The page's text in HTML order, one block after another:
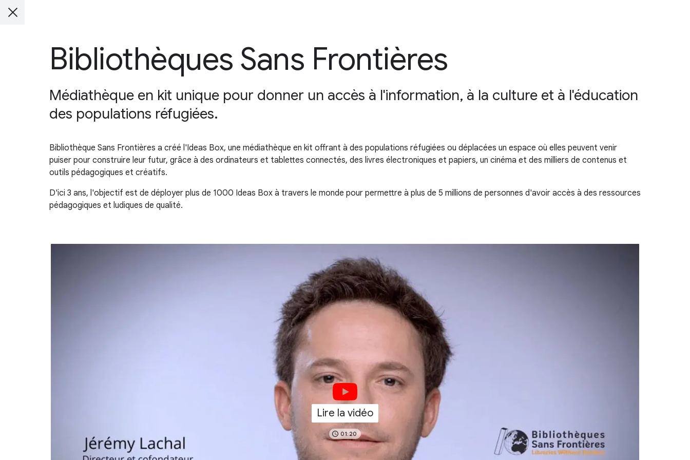
Bibliothèques Sans Frontières
Médiathèque en kit unique pour donner un accès à l'information, à la culture et à l'éducation
des populations réfugiées.
Bibliothèque Sans Frontières a créé l'Ideas Box, une médiathèque en kit offrant à des populations réfugiées ou déplacées un espace où elles peuvent venir
puiser pour construire leur futur, grâce à des ordinateurs et tablettes connectés, des livres électroniques et papiers, un cinéma et des milliers de contenus et
outils pédagogiques et créatifs.
D'ici 3 ans, l'objectif est de déployer plus de 1000 Ideas Box à travers le monde pour permettre à plus de 5 millions de personnes d'avoir accès à des ressources
pédagogiques et ludiques de qualité.
Lire la vidéo
01:20